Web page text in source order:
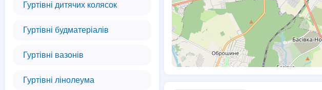
Гуртівні дитячих колясок
Гуртівні будматеріалів
Гуртівні вазонів
Гуртівні лінолеума